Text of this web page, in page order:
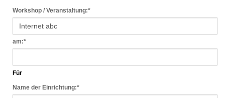
Workshop / Veranstaltung:*
am:*
Für
Name der Einrichtung:*